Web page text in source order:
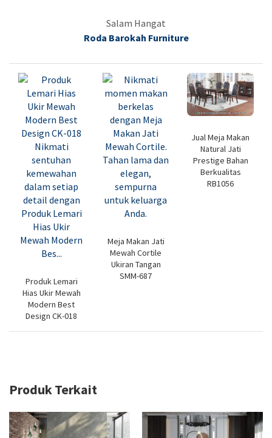
Salam Hangat
Roda Barokah Furniture
Produk Lemari
Hias Ukir Mewah
Modern Best
Design CK-018
Meja Makan Jati
Mewah Cortile
Ukiran Tangan
SMM-687
Jual Meja Makan
Natural Jati
Prestige Bahan
Berkualitas
RB1056
Produk Terkait